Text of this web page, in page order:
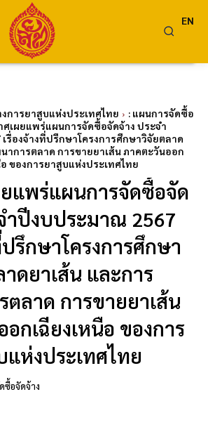
EN
การยาสูบแห่งประเทศไทย
: แผนการจัดซื้อ
ศเผยแพร่แผนการจัดซื้อจัดจ้าง ประจำ
รื่องจ้างที่ปรึกษาโครงการศึกษาวิจัยตลาด
าการตลาด การขายยาเส้น ภาคตะวันออก
อ ของการยาสูบแห่งประเทศไทย
แพร่แผนการจัดซื้อจัด
ำปีงบประมาณ 2567
ปรึกษาโครงการศึกษา
ดยาเส้น และการ
ลาด การขายยาเส้น
กเฉียงเหนือ ของการ
แห่งประเทศไทย
ซื้อจัดจ้าง